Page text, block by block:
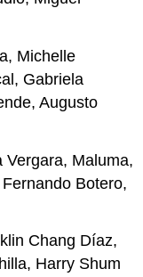
Michelle
Gabriela
Augusto
Vergara, Maluma,
Botero,
Chang Díaz,
Harry Shum